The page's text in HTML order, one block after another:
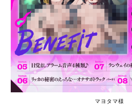
マヨタマ様